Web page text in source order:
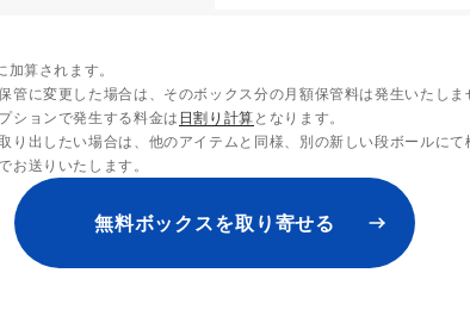
算されます。
に変更した場合は、そのボックス分の月額保管料は発生いたしま
ションで発生する料金は 日割り計算 となります。
出したい場合は、他のアイテムと同様、別の新しい段ボールにて
送りいたします。
無料ボックスを取り寄せる